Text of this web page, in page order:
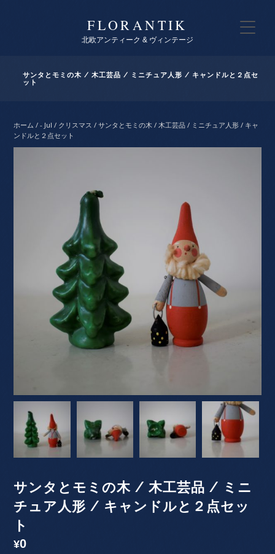
FLORANTIK
北欧アンティーク & ヴィンテージ
サンタとモミの木 / 木工芸品 / ミニチュア人形 / キャンドルと２点セ
ット
ホーム /- Jul / クリスマス / サンタとモミの木 / 木工芸品 / ミニチュア人形 / キャ
ンドルと２点セット
サンタとモミの木 / 木工芸品 / ミニ
チュア人形 / キャンドルと２点セッ
ト
¥0